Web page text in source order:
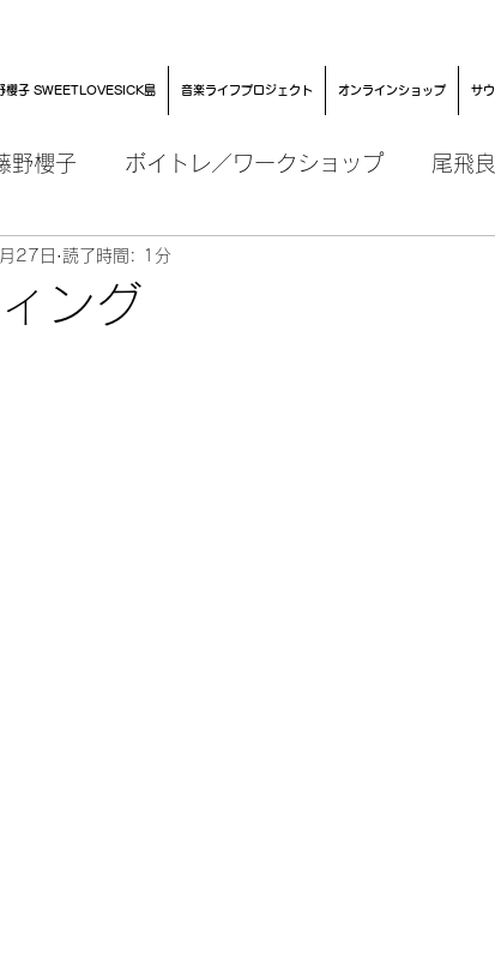
櫻子 SWEETLOVESICK島 音楽ライフプロジェクト オンラインショップ サ
野櫻子 ボイトレ／ワークショップ 尾飛
ング
27日 読了時間: 1分